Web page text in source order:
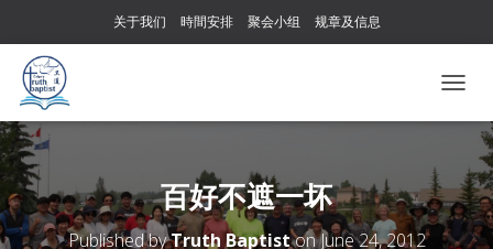
关于我们 時間安排 聚会小组 规章及信息
O
E
N
百好不遮一坏
Published byTruth BaptistonJune 24, 2012